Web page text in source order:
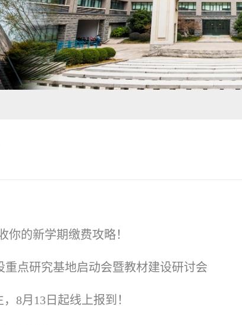
你的新学期缴费攻略！
重点研究基地启动会暨教材建设研讨会
8月13日起线上报到！